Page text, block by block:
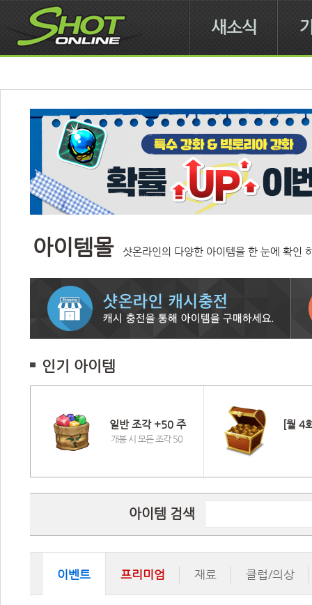
새소식
아이템몰 샷온라인의 다양한 아이템을 한 눈에 확인
인기 아이템
일반 조각 +50 주
개봉 시 모든 조각 50
[월 4
아이템 검색
이벤트 프리미엄 재료 클럽/의상